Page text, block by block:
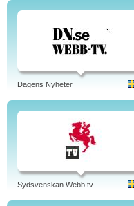
Dagens Nyheter
Sydsvenskan Webb tv